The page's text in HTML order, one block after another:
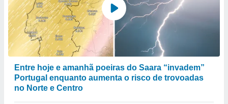
Entre hoje e amanhã poeiras do Saara “invadem”
Portugal enquanto aumenta o risco de trovoadas
no Norte e Centro